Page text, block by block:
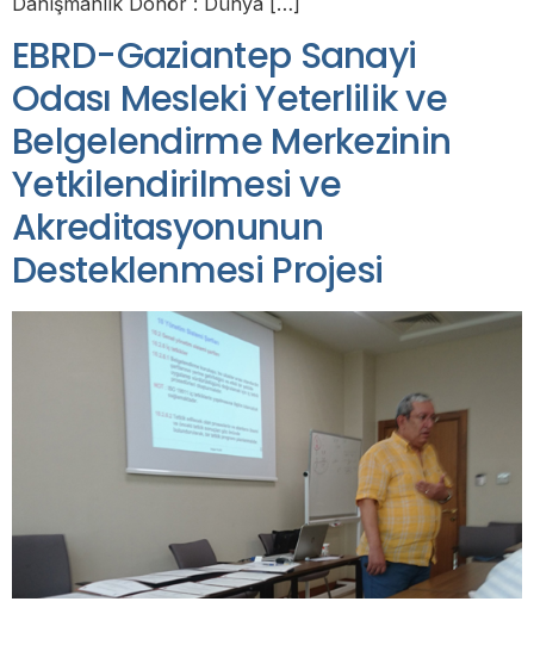
EBRD-Gaziantep Sanayi
Odası Mesleki Yeterlilik ve
Belgelendirme Merkezinin
Yetkilendirilmesi ve
Akreditasyonunun
Desteklenmesi Projesi